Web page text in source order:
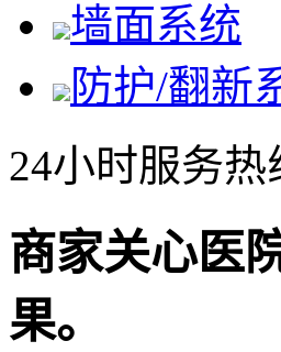
墙面系统
防护/翻新
24小时服务热
商家关心医
果。